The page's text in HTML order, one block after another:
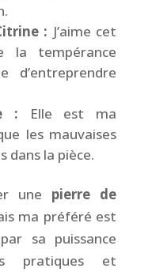
: J’aime cet
la tempérance
: Elle est ma
les mauvaises
dans la pièce.
une pierre de
ma préféré est
sa puissance
pratiques et